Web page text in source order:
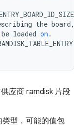
the board,
be loaded on .
应商 ramdisk 片段
类型，可能的值包